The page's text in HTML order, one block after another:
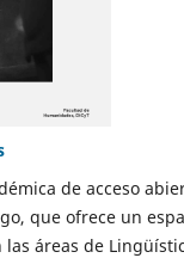
de acceso
que ofrece un
las áreas de